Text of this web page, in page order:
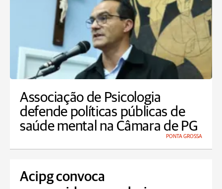
Associação de Psicologia
defende políticas públicas de
saúde mental na Câmara de PG
PONTA GROSSA
Acipg convoca